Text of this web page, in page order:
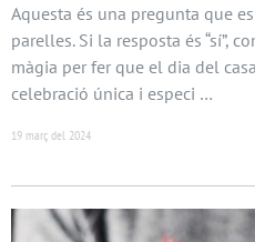
Aquesta és una pregunta que
parelles. Si la resposta és “sí”,
màgia per fer que el dia del
celebració única i especi …
19 març del 2024